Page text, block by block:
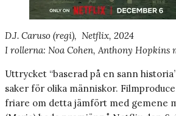
D.J. Caruso (regi), Netflix, 2024
I rollerna: Noa Cohen, Anthony Hopkins
Uttrycket “baserad på en sann
saker för olika människor.
friare om detta jämfört med gemene